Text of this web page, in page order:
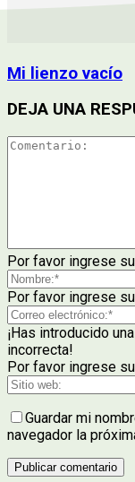
Mi lienzo vacío
DEJA UNA
Por favor ingrese
Por favor ingrese
¡Has introducido
incorrecta!
Por favor ingrese
Guardar mi
navegador la